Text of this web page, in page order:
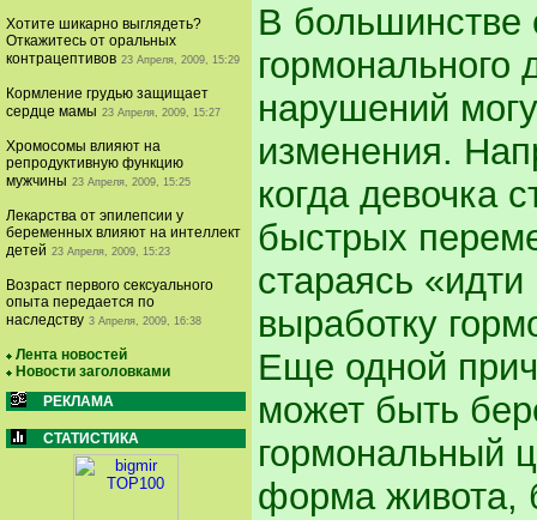
Хотите шикарно выглядеть?
Откажитесь от оральных
контрацептивов 23 Апреля, 2009, 15:29
Кормление грудью защищает
сердце мамы 23 Апреля, 2009, 15:27
Хромосомы влияют на
репродуктивную функцию
мужчины 23 Апреля, 2009, 15:25
Лекарства от эпилепсии у
беременных влияют на интеллект
детей 23 Апреля, 2009, 15:23
Возраст первого сексуального
опыта передается по
наследству 3 Апреля, 2009, 16:38
Лента новостей
Новости заголовками
РЕКЛАМА
СТАТИСТИКА
В большинстве
гормонального
нарушений
изменения.
когда девочка
быстрых
стараясь
выработку
Еще одной
может быть
гормональный
форма живота,